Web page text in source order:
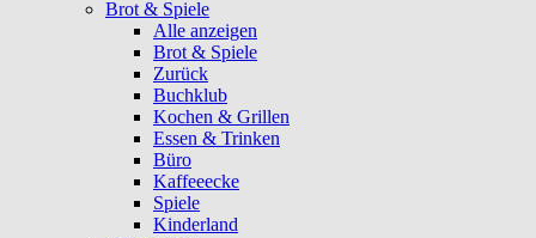
Brot & Spiele
Alle anzeigen
Brot & Spiele
Zurück
Buchklub
Kochen & Grillen
Essen & Trinken
Büro
Kaffeeecke
Spiele
Kinderland